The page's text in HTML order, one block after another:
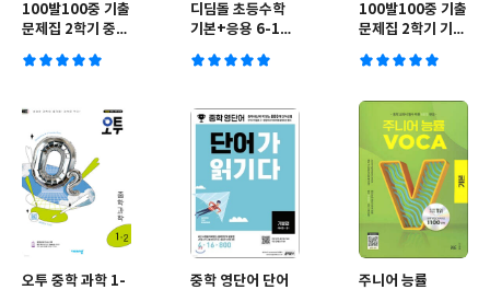
100발100중 기출
문제집 2학기 중간
아 이병민 (2026
디딤돌 초등수학
기본+응용 6-1
100발100중 기출
문제집 2학기 기말
아 이병민 (2025
오투 중학 과학 1-
중학 영단어 단어
주니어 능률